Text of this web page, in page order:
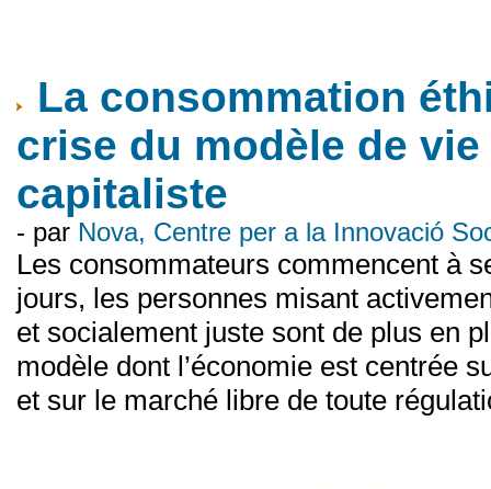
La consommation
crise du modèle de
capitaliste
- par Nova, Centre per a la Innovació
Les consommateurs commencent à
jours, les personnes misant
et socialement juste sont de plus en
modèle dont l’économie est centrée
et sur le marché libre de toute